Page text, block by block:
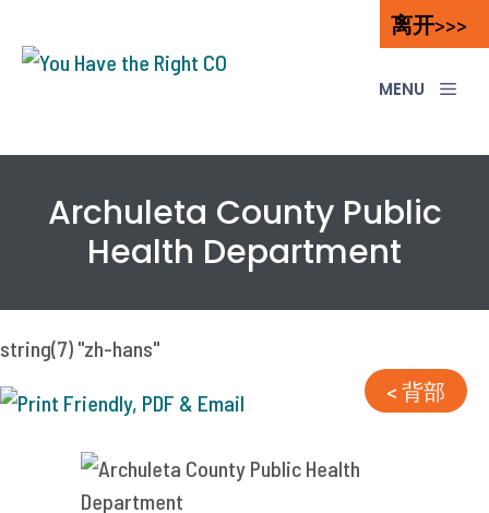
菜
离开>>>
Archuleta County Public
Health Department
string(7) "zh-hans"
< 背部